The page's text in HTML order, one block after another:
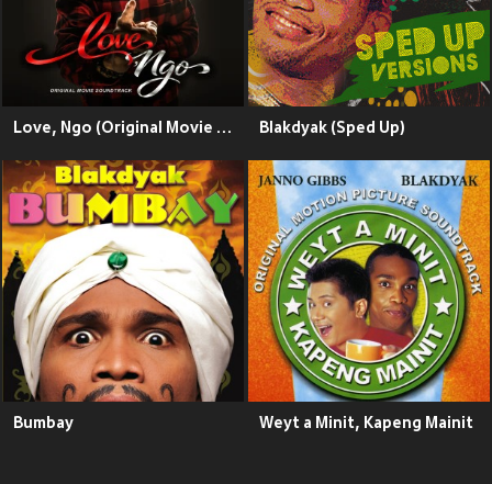
Love, Ngo (Original Movie Soundtrack) Blakdyak (Sped Up)
Bumbay Weyt a Minit, Kapeng Mainit